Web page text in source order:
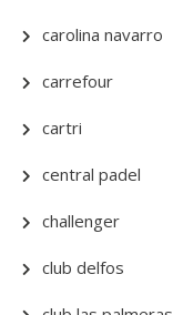
carolina navarro
carrefour
cartri
central padel
challenger
club delfos